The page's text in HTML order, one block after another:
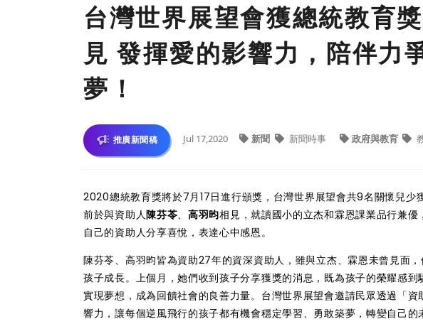
台灣世界展望會獲總統教育
見 發揮愛的影響力，陪伴力
夢！
推廣新聞稿 Jul 17,2020 新聞 新聞時事 政府與教育
2020總統教育獎將於7月17日進行頒獎，台灣世界展望會共9名關懷兒少
前於與資助人陳芬苓、高羽昀相見，就讀國小的立杰和霖恩課業品行兼
自己的資助人分享喜悅，表達心中感恩。
陳芬苓、高羽昀皆為資助27年的資深資助人，雖與立杰、霖恩未曾見面
孩子成長。上個月，她們收到孩子分享獲獎的消息，既為孩子的榮耀感
實現夢想，成為回饋社會的良善力量。台灣世界展望會邀請民眾透過「
響力，讓每個逆風飛行的孩子都有機會穩定學習、勇敢築夢，轉變自己的